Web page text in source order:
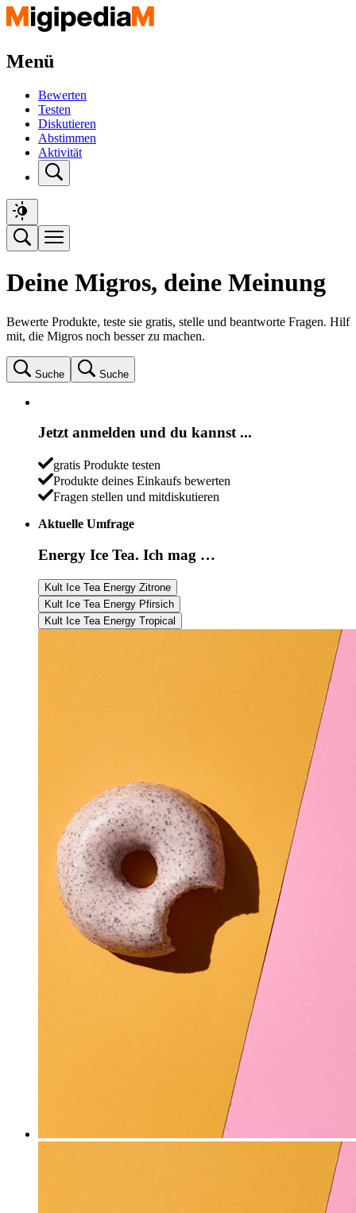
Menü
Bewerten
Testen
Diskutieren
Abstimmen
Aktivität
Deine Migros, deine Meinung
Bewerte Produkte, teste sie gratis, stelle und beantworte Fragen. Hilf
mit, die Migros noch besser zu machen.
Suche Suche
Jetzt anmelden und du kannst ...
gratis Produkte testen
Produkte deines Einkaufs bewerten
Fragen stellen und mitdiskutieren
Aktuelle Umfrage
Energy Ice Tea. Ich mag …
Kult Ice Tea Energy Zitrone
Kult Ice Tea Energy Pfirsich
Kult Ice Tea Energy Tropical